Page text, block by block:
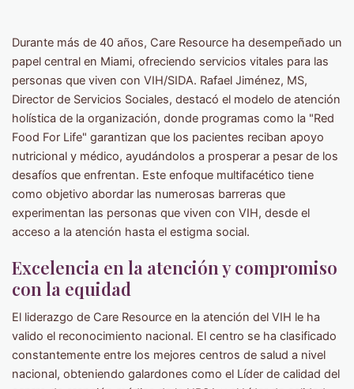
Durante más de 40 años, Care Resource ha desempeñado un
papel central en Miami, ofreciendo servicios vitales para las
personas que viven con VIH/SIDA. Rafael Jiménez, MS,
Director de Servicios Sociales, destacó el modelo de atención
holística de la organización, donde programas como la "Red
Food For Life" garantizan que los pacientes reciban apoyo
nutricional y médico, ayudándolos a prosperar a pesar de los
desafíos que enfrentan. Este enfoque multifacético tiene
como objetivo abordar las numerosas barreras que
experimentan las personas que viven con VIH, desde el
acceso a la atención hasta el estigma social.
Excelencia en la atención y compromiso
con la equidad
El liderazgo de Care Resource en la atención del VIH le ha
valido el reconocimiento nacional. El centro se ha clasificado
constantemente entre los mejores centros de salud a nivel
nacional, obteniendo galardones como el Líder de calidad del